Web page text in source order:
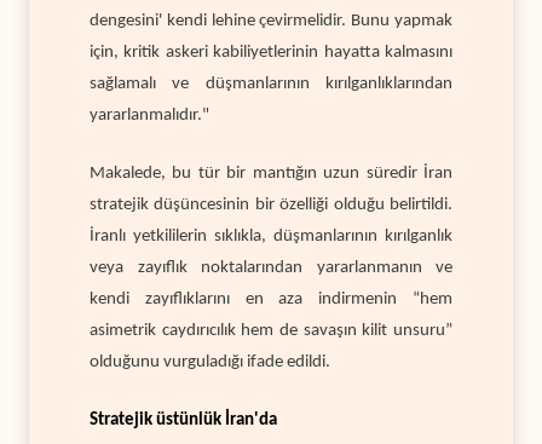
dengesini' kendi lehine çevirmelidir. Bunu yapmak
için, kritik askeri kabiliyetlerinin hayatta kalmasını
sağlamalı ve düşmanlarının kırılganlıklarından
yararlanmalıdır."
Makalede, bu tür bir mantığın uzun süredir İran
stratejik düşüncesinin bir özelliği olduğu belirtildi.
İranlı yetkililerin sıklıkla, düşmanlarının kırılganlık
veya zayıflık noktalarından yararlanmanın ve
kendi zayıflıklarını en aza indirmenin “hem
asimetrik caydırıcılık hem de savaşın kilit unsuru”
olduğunu vurguladığı ifade edildi.
Stratejik üstünlük İran'da